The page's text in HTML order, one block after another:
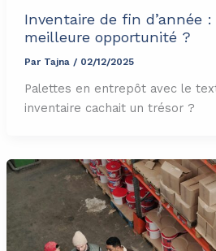
Inventaire de fin d’année
meilleure opportunité ?
Par Tajna / 02/12/2025
Palettes en entrepôt avec le
inventaire cachait un trésor ?